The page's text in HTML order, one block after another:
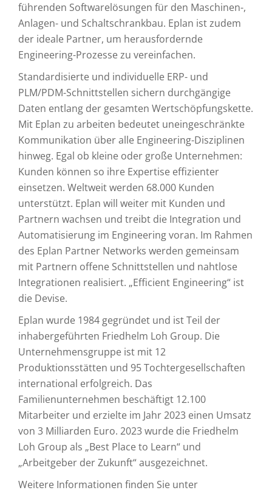
führenden Softwarelösungen für den Maschinen-,
Anlagen- und Schaltschrankbau. Eplan ist zudem
der ideale Partner, um herausfordernde
Engineering-Prozesse zu vereinfachen.
Standardisierte und individuelle ERP- und
PLM/PDM-Schnittstellen sichern durchgängige
Daten entlang der gesamten Wertschöpfungskette.
Mit Eplan zu arbeiten bedeutet uneingeschränkte
Kommunikation über alle Engineering-Disziplinen
hinweg. Egal ob kleine oder große Unternehmen:
Kunden können so ihre Expertise effizienter
einsetzen. Weltweit werden 68.000 Kunden
unterstützt. Eplan will weiter mit Kunden und
Partnern wachsen und treibt die Integration und
Automatisierung im Engineering voran. Im Rahmen
des Eplan Partner Networks werden gemeinsam
mit Partnern offene Schnittstellen und nahtlose
Integrationen realisiert. „Efficient Engineering“ ist
die Devise.
Eplan wurde 1984 gegründet und ist Teil der
inhabergeführten Friedhelm Loh Group. Die
Unternehmensgruppe ist mit 12
Produktionsstätten und 95 Tochtergesellschaften
international erfolgreich. Das
Familienunternehmen beschäftigt 12.100
Mitarbeiter und erzielte im Jahr 2023 einen Umsatz
von 3 Milliarden Euro. 2023 wurde die Friedhelm
Loh Group als „Best Place to Learn“ und
„Arbeitgeber der Zukunft“ ausgezeichnet.
Weitere Informationen finden Sie unter